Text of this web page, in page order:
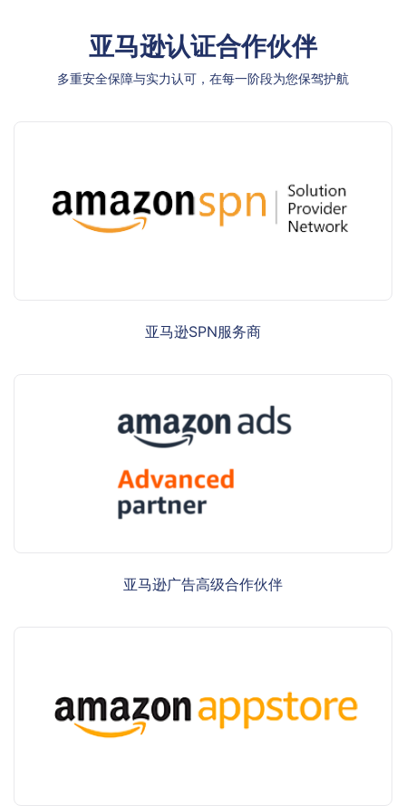
亚马逊认证合作伙伴
多重安全保障与实力认可，在每一阶段为您保驾护航
亚马逊SPN服务商
亚马逊广告高级合作伙伴